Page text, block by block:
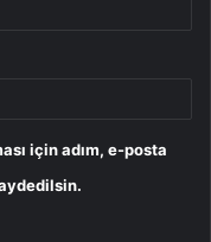
için adım, e-posta